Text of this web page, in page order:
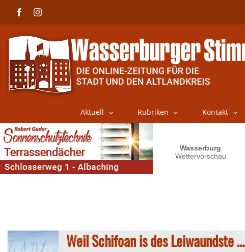
FacebookInstagram
Aktuell Rubriken Kontakt
Weil Schifoan is des Leiwaundste …